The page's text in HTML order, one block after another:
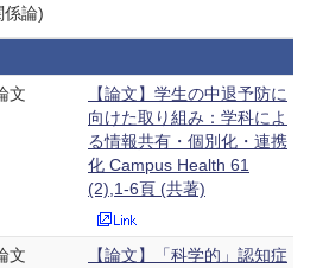
係論)
文
【論文】学生の中退予防に
向けた取り組み：学科によ
る情報共有・個別化・連携
化 Campus Health 61
(2),1-6頁 (共著)
文
【論文】「科学的」認知症